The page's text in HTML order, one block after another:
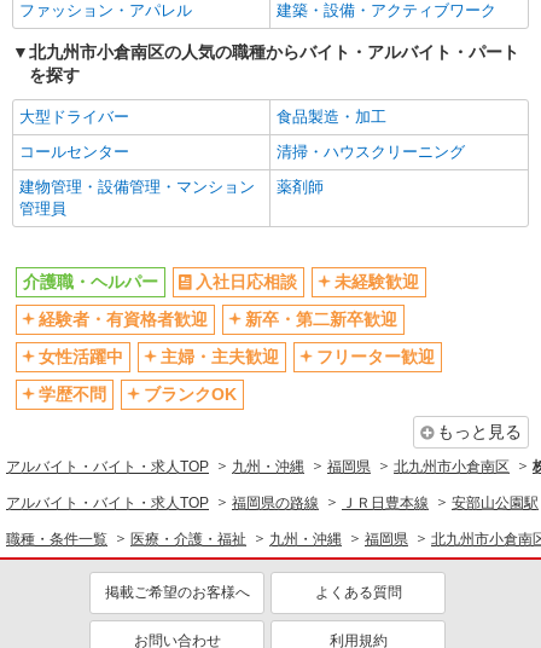
ファッション・アパレル
建築・設備・アクティブワーク
北九州市小倉南区の人気の職種からバイト・アルバイト・パート
を探す
大型ドライバー
食品製造・加工
コールセンター
清掃・ハウスクリーニング
建物管理・設備管理・マンション
管理員
薬剤師
介護職・ヘルパー 入社日応相談
未経験歓迎
経験者・有資格者歓迎
新卒・第二新卒歓迎
女性活躍中
主婦・主夫歓迎
フリーター歓迎
学歴不問
ブランクOK
もっと見る
アルバイト・バイト・求人TOP 九州・沖縄 福岡県 北九州市小倉南区
アルバイト・バイト・求人TOP 福岡県の路線 ＪＲ日豊本線 安部山公園駅
職種・条件一覧 医療・介護・福祉 九州・沖縄 福岡県 北九州市小倉南
掲載ご希望のお客様へ よくある質問
お問い合わせ 利用規約